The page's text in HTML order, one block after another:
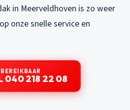
in Meerveldhoven is zo weer
onze snelle service en
040 218 22 08